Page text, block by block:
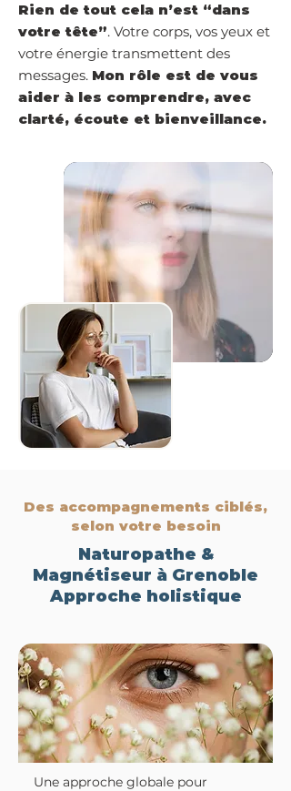
Rien de tout cela n’est “dans
votre tête”. Votre corps, vos yeux et
votre énergie transmettent des
messages. Mon rôle est de vous
aider à les comprendre, avec
clarté, écoute et bienveillance.
Des accompagnements ciblés,
selon votre besoin
Naturopathe &
Magnétiseur à Grenoble
Approche holistique
Une approche globale pour